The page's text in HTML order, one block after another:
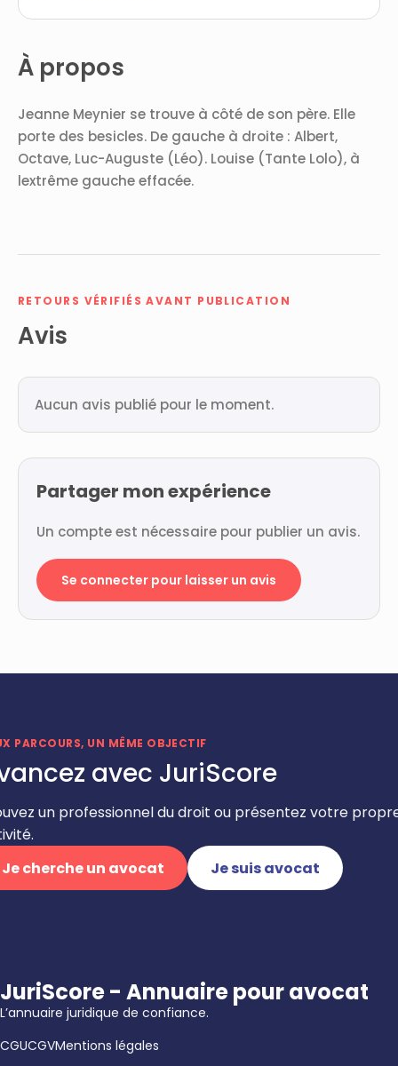
À propos
Jeanne Meynier se trouve à côté de son père. Elle
porte des besicles. De gauche à droite : Albert,
Octave, Luc-Auguste (Léo). Louise (Tante Lolo), à
lextrême gauche effacée.
RETOURS VÉRIFIÉS AVANT PUBLICATION
Avis
Aucun avis publié pour le moment.
Partager mon expérience
Un compte est nécessaire pour publier un avis.
Se connecter pour laisser un avis
PARCOURS, UN MÊME OBJECTIF
avec JuriScore
un professionnel du droit ou présentez votre
Je cherche un avocat
Je suis avocat
JuriScore - Annuaire pour avocat
L’annuaire juridique de confiance.
CGUCGVMentions légales